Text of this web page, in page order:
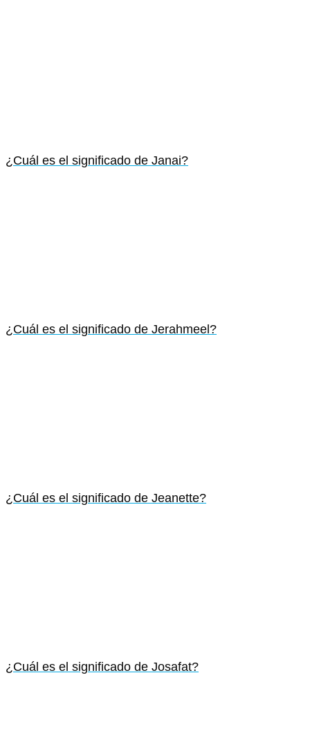
¿Cuál es el significado de Janai?
¿Cuál es el significado de Jerahmeel?
¿Cuál es el significado de Jeanette?
¿Cuál es el significado de Josafat?